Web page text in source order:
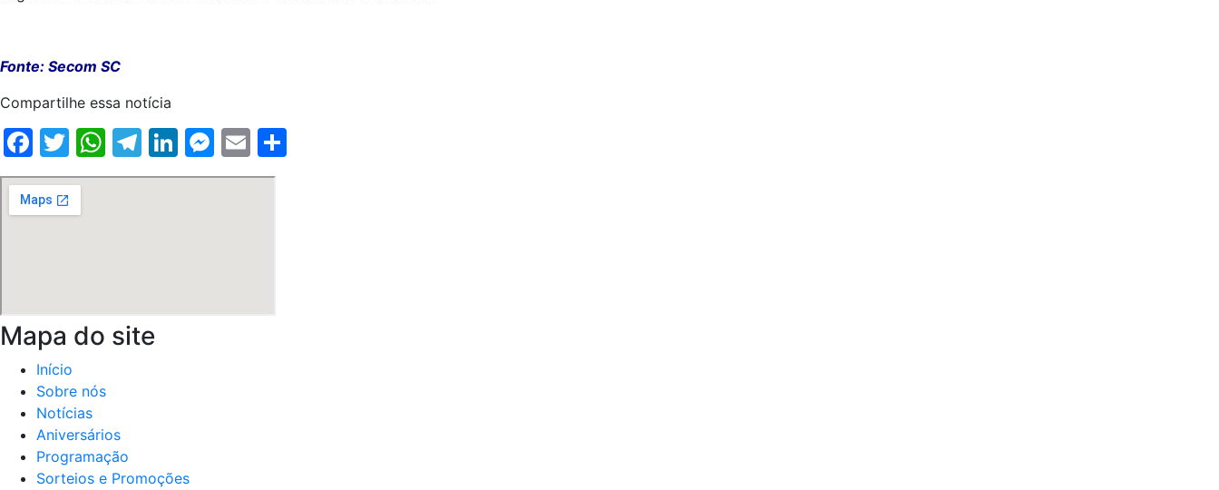
Fonte: Secom SC
Compartilhe essa notícia
Facebook
Twitter
WhatsApp
Telegram
LinkedIn
Messenger
Email
Mapa do site
Início
Sobre nós
Notícias
Aniversários
Programação
Sorteios e Promoções